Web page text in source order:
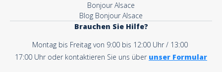
Bonjour Alsace
Blog Bonjour Alsace
Brauchen Sie Hilfe?
Montag bis Freitag von 9:00 bis 12:00 Uhr / 13:00
17:00 Uhr oder kontaktieren Sie uns über unser Formular